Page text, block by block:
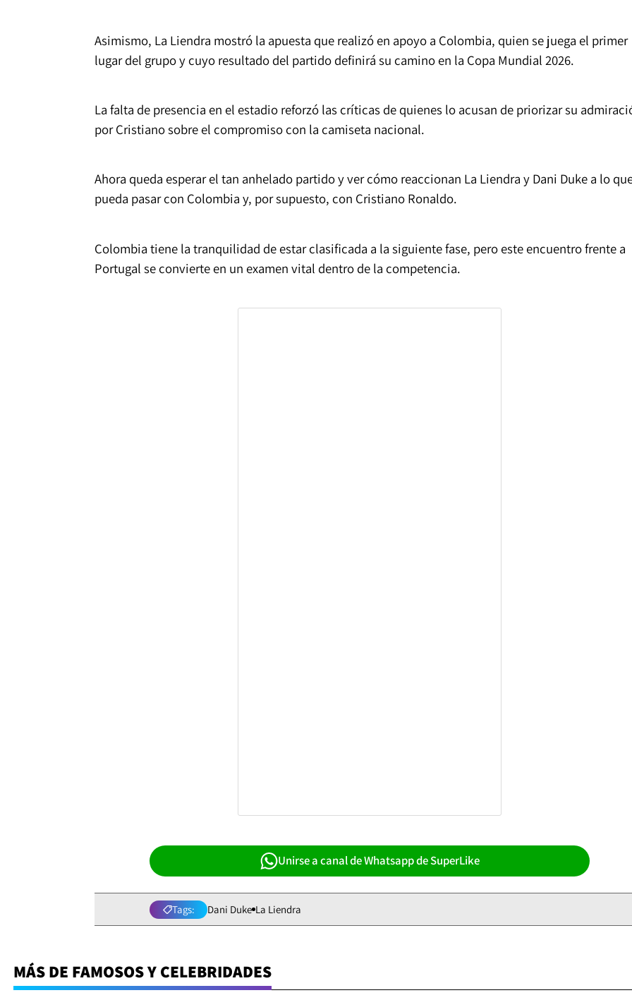
Asimismo, La Liendra mostró la apuesta que realizó en apoyo a Colombia, quien se juega el primer
lugar del grupo y cuyo resultado del partido definirá su camino en la Copa Mundial 2026.
La falta de presencia en el estadio reforzó las críticas de quienes lo acusan de priorizar su
por Cristiano sobre el compromiso con la camiseta nacional.
Ahora queda esperar el tan anhelado partido y ver cómo reaccionan La Liendra y Dani Duke a lo
pueda pasar con Colombia y, por supuesto, con Cristiano Ronaldo.
Colombia tiene la tranquilidad de estar clasificada a la siguiente fase, pero este encuentro frente a
Portugal se convierte en un examen vital dentro de la competencia.
Unirse a canal de Whatsapp de SuperLike
Tags: Dani Duke La Liendra
MÁS DE FAMOSOS Y CELEBRIDADES